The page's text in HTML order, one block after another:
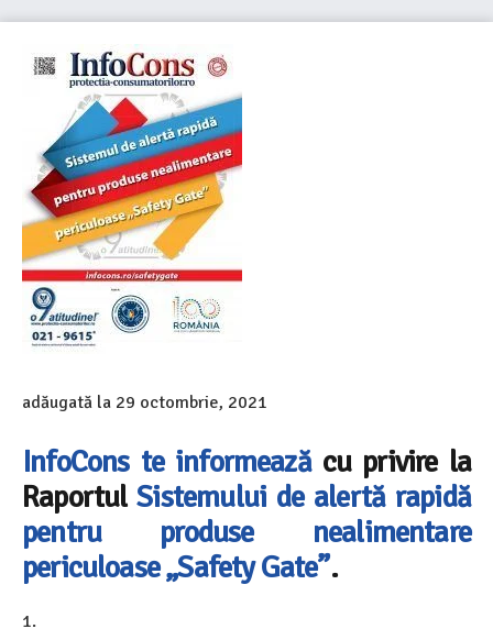
adăugată la 29 octombrie, 2021
InfoCons te informeazăcu privire la
RaportulSistemului de alertă rapidă
pentru produse nealimentare
periculoase „Safety Gate”.
1.